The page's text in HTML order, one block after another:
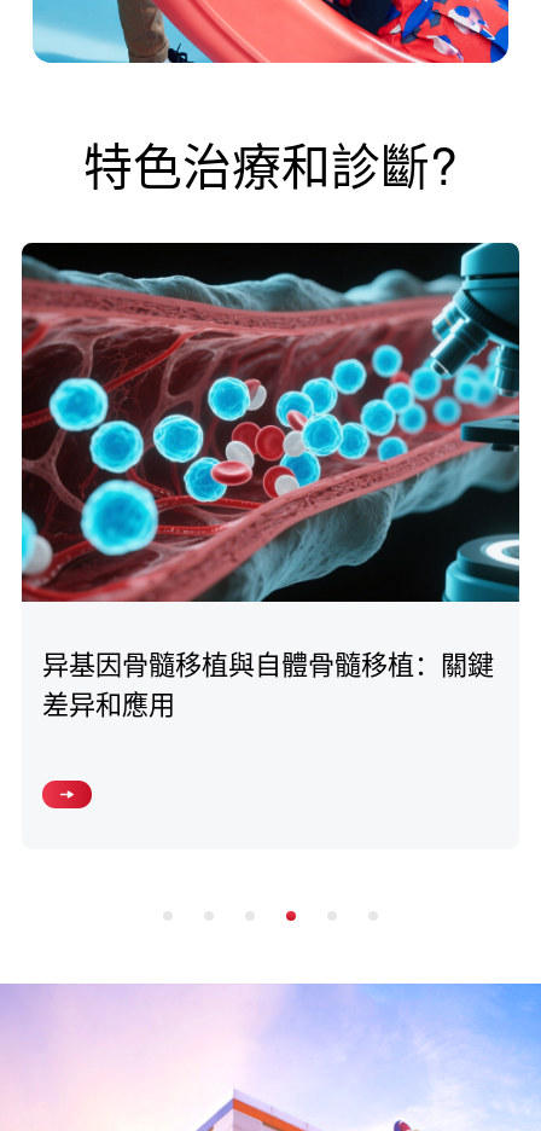
特色治療和診斷?
异基因骨髓移植與自體骨髓移植：關鍵
差异和應用